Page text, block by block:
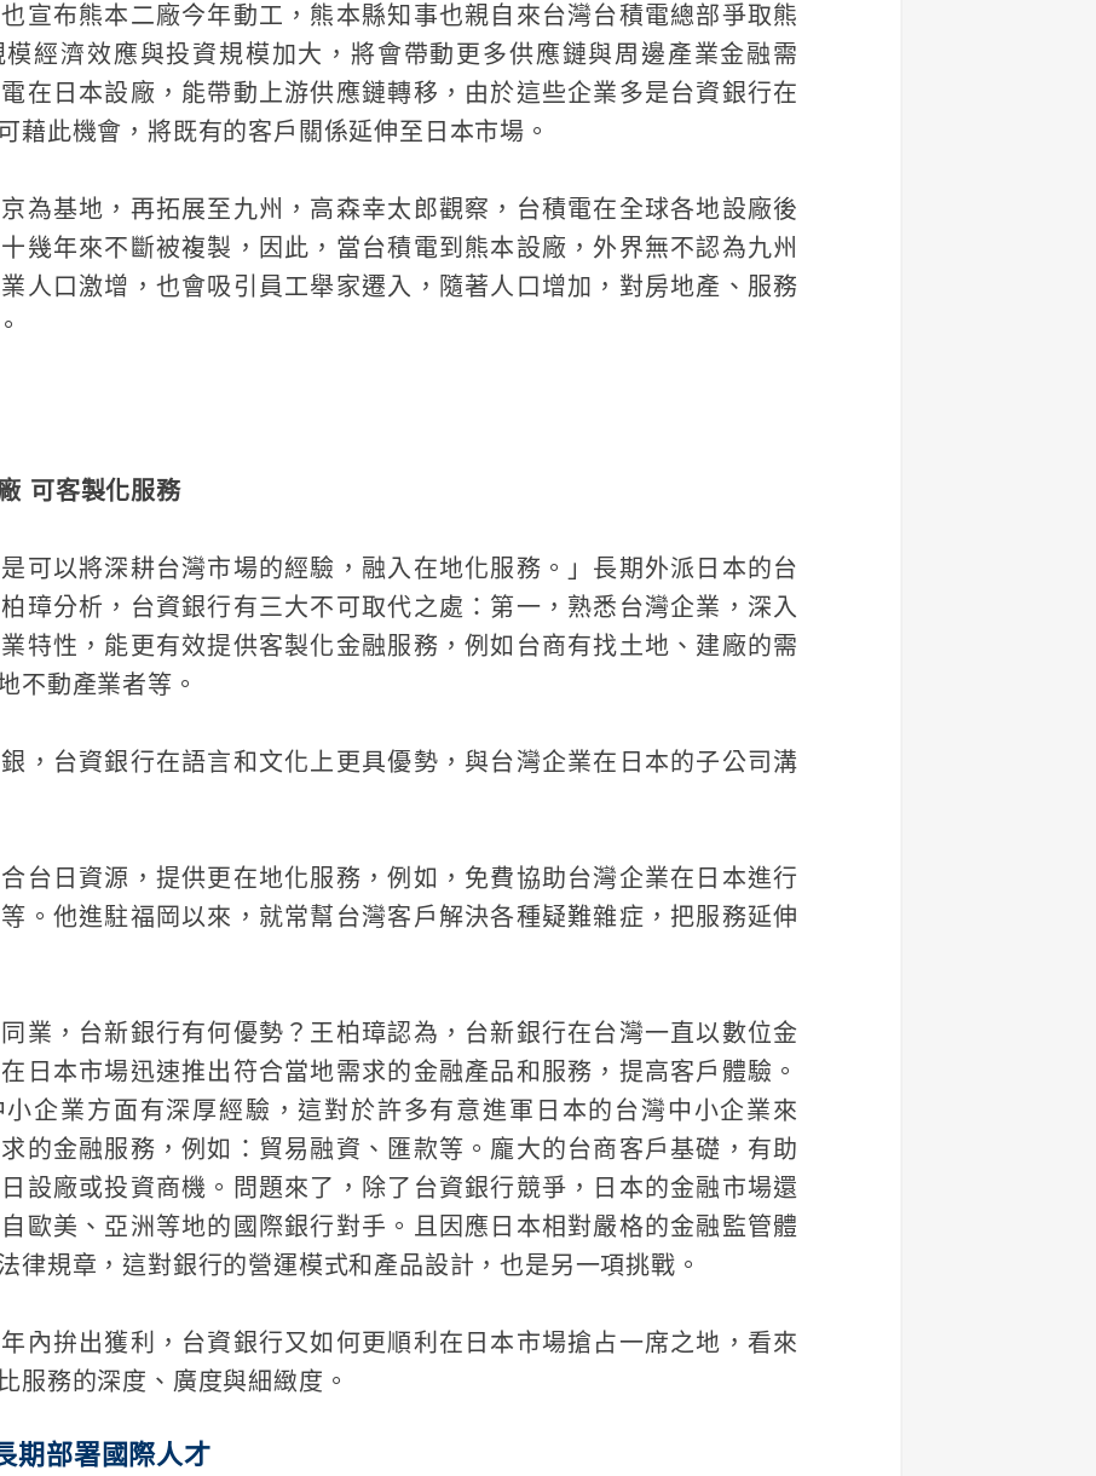
宣布熊本二廠今年動工，熊本縣知事也親自來台灣台積電總部爭取熊
經濟效應與投資規模加大，將會帶動更多供應鏈與周邊產業金融需
在日本設廠，能帶動上游供應鏈轉移，由於這些企業多是台資銀行在
藉此機會，將既有的客戶關係延伸至日本市場。
為基地，再拓展至九州，高森幸太郎觀察，台積電在全球各地設廠後
幾年來不斷被複製，因此，當台積電到熊本設廠，外界無不認為九州
人口激增，也會吸引員工舉家遷入，隨著人口增加，對房地產、服務
可客製化服務
是可以將深耕台灣市場的經驗，融入在地化服務。」長期外派日本的台
璋分析，台資銀行有三大不可取代之處：第一，熟悉台灣企業，深入
特性，能更有效提供客製化金融服務，例如台商有找土地、建廠的需
不動產業者等。
，台資銀行在語言和文化上更具優勢，與台灣企業在日本的子公司溝
台日資源，提供更在地化服務，例如，免費協助台灣企業在日本進行
。他進駐福岡以來，就常幫台灣客戶解決各種疑難雜症，把服務延伸
業，台新銀行有何優勢？王柏璋認為，台新銀行在台灣一直以數位金
日本市場迅速推出符合當地需求的金融產品和服務，提高客戶體驗。
企業方面有深厚經驗，這對於許多有意進軍日本的台灣中小企業來
的金融服務，例如：貿易融資、匯款等。龐大的台商客戶基礎，有助
設廠或投資商機。問題來了，除了台資銀行競爭，日本的金融市場還
歐美、亞洲等地的國際銀行對手。且因應日本相對嚴格的金融監管體
律規章，這對銀行的營運模式和產品設計，也是另一項挑戰。
內拚出獲利，台資銀行又如何更順利在日本市場搶占一席之地，看來
服務的深度、廣度與細緻度。
期部署國際人才